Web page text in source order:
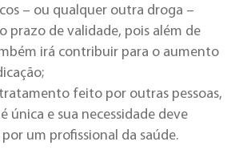
– ou qualquer outra droga –
prazo de validade, pois além de
irá contribuir para o aumento
feito por outras pessoas,
única e sua necessidade deve
um profissional da saúde.